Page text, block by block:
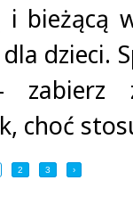
bieżącą
dzieci.
zabierz
choć
2 3 ›